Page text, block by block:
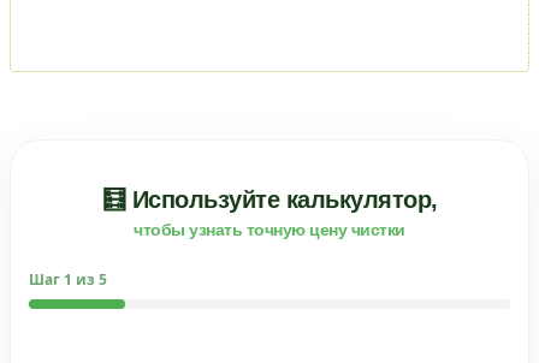
🧮 Используйте калькулятор,
чтобы узнать точную цену чистки
Шаг 1 из 5